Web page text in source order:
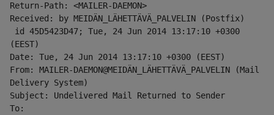
Return-Path: <MAILER-DAEMON>
Received: by MEIDÄN_LÄHETTÄVÄ_PALVELIN (Postfix)
(EEST)
Date: Tue, 24 Jun 2014 13:17:10 +0300 (EEST)
From: MAILER-DAEMON@MEIDÄN_LÄHETTÄVÄ_PALVELIN (Mail
Delivery System)
Subject: Undelivered Mail Returned to Sender
To: